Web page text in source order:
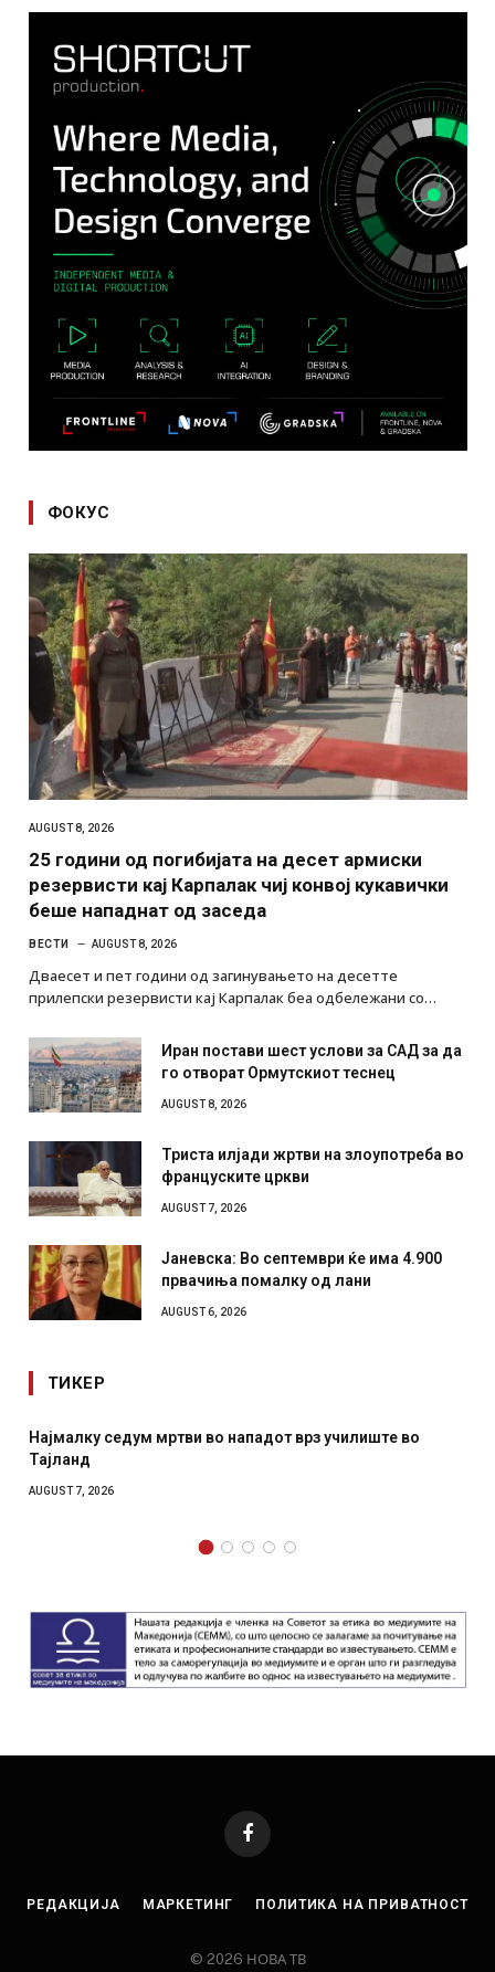
ФОКУС
AUGUST 8, 2026
25 години од погибијата на десет армиски
резервисти кај Карпалак чиј конвој кукавички
беше нападнат од заседа
ВЕСТИ AUGUST 8, 2026
Дваесет и пет години од загинувањето на десетте
прилепски резервисти кај Карпалак беа одбележани со…
Иран постави шест услови за САД за да
го отворат Ормутскиот теснец
AUGUST 8, 2026
Триста илјади жртви на злоупотреба во
француските цркви
AUGUST 7, 2026
Јаневска: Во септември ќе има 4.900
првачиња помалку од лани
AUGUST 6, 2026
ТИКЕР
Најмалку седум мртви во нападот врз училиште во
Тајланд
AUGUST 7, 2026
Facebook
РЕДАКЦИЈА МАРКЕТИНГ ПОЛИТИКА НА ПРИВАТНОСТ
© 2026 НОВА ТВ